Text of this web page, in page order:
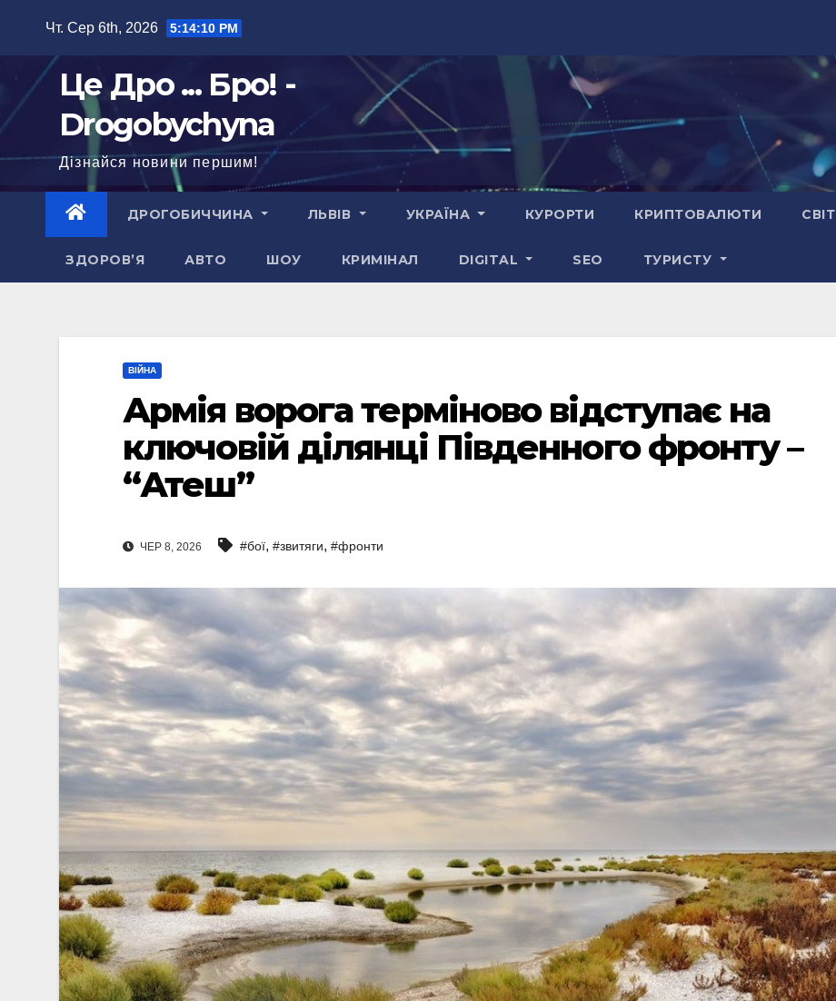
Чт. Сер 6th, 2026 5:14:12 PM
Це Дро ... Бро! -
Drogobychyna
Дізнайся новини першим!
ДРОГОБИЧЧИНА ЛЬВІВ УКРАЇНА КУРОРТИ КРИПТОВАЛЮТИ СВІТ
ЗДОРОВ’Я АВТО ШОУ КРИМІНАЛ DIGITAL SEO ТУРИСТУ
ВІЙНА
Армія ворога терміново відступає на
ключовій ділянці Південного фронту –
“Атеш”
ЧЕР 8, 2026 #бої, #звитяги, #фронти